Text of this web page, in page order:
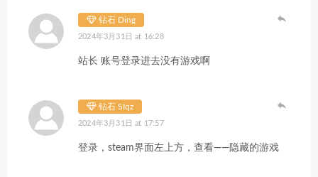
钻石 Ding
2024年3月31日 at 16:28
站长 账号登录进去没有游戏啊
钻石 SIqz
2024年3月31日 at 17:57
登录，steam界面左上方，查看——隐藏的游戏